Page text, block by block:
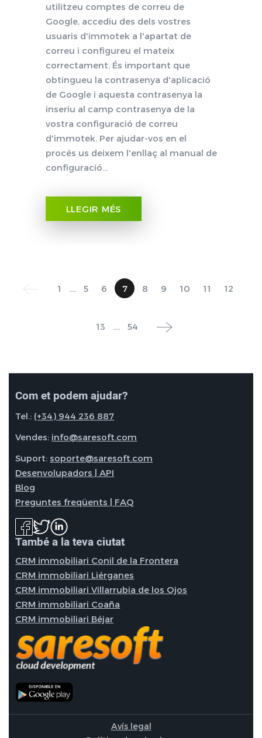
utilitzeu comptes de correu de
Google, accediu des dels vostres
usuaris d'immotek a l'apartat de
correu i configureu el mateix
correctament. És important que
obtingueu la contrasenya d'aplicació
de Google i aquesta contrasenya la
inseriu al camp contrasenya de la
vostra configuració de correu
d'immotek. Per ajudar-vos en el
procés us deixem l'enllaç al manual de
configuració...
LLEGIR MÉS
1 .... 5 6 7 8 9 10 11 12
13 .... 54
Com et podem ajudar?
Tel.: (+34) 944 236 887
Vendes: info@saresoft.com
Suport:soporte@saresoft.com
Desenvolupadors | API
Blog
Preguntes freqüents | FAQ
També a la teva ciutat
CRM immobiliari Conil de la Frontera
CRM immobiliari Liérganes
CRM immobiliari Villarrubia de los Ojos
CRM immobiliari Coaña
CRM immobiliari Béjar
Avís legal